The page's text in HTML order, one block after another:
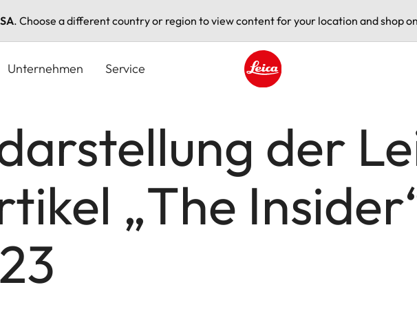
. Choose a different country or region to view content for your location and shop
Unternehmen Service
der
„The